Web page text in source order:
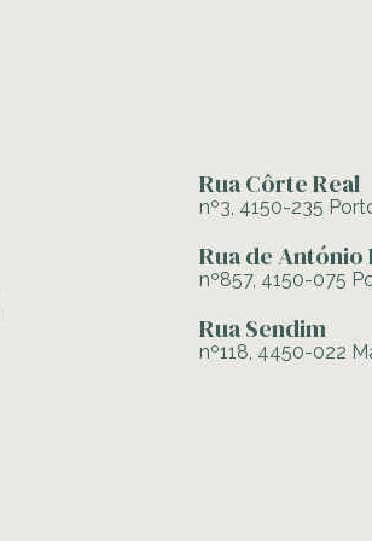
Rua Côrte Real
nº3, 4150-235
Rua de António
nº857, 4150-075
Rua Sendim
nº118, 4450-022